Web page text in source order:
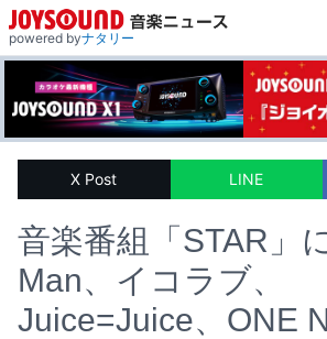
powered byナタリー
X Post LINE
音楽番組「STAR」
Man、イコラブ、
Juice=Juice、ONE